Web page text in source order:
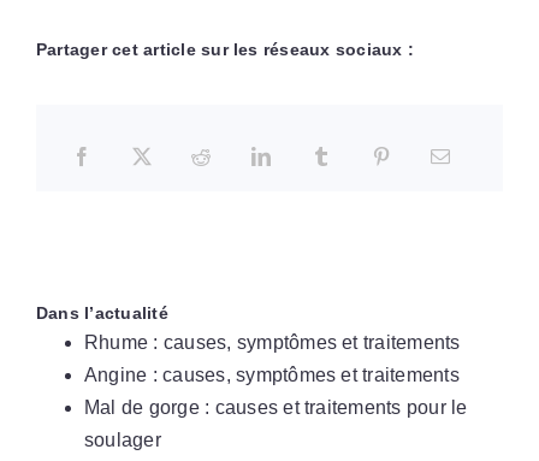
Partager cet article sur les réseaux sociaux :
Dans l’actualité
Rhume : causes, symptômes et traitements
Angine : causes, symptômes et traitements
Mal de gorge : causes et traitements pour le
soulager